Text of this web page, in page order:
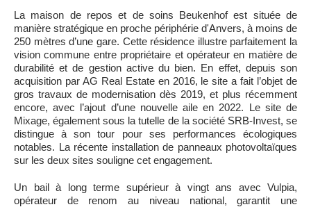
La maison de repos et de soins Beukenhof est située de
manière stratégique en proche périphérie d'Anvers, à moins de
250 mètres d’une gare. Cette résidence illustre parfaitement la
vision commune entre propriétaire et opérateur en matière de
durabilité et de gestion active du bien. En effet, depuis son
acquisition par AG Real Estate en 2016, le site a fait l’objet de
gros travaux de modernisation dès 2019, et plus récemment
encore, avec l’ajout d’une nouvelle aile en 2022. Le site de
Mixage, également sous la tutelle de la société SRB-Invest, se
distingue à son tour pour ses performances écologiques
notables. La récente installation de panneaux photovoltaïques
sur les deux sites souligne cet engagement.
Un bail à long terme supérieur à vingt ans avec Vulpia,
opérateur de renom au niveau national, garantit une